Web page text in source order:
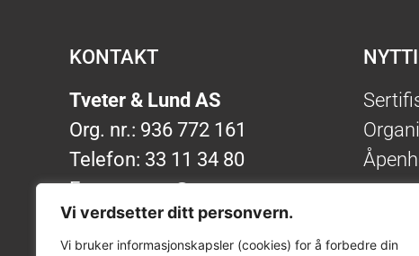
Vi verdsetter ditt personvern.
Vi bruker informasjonskapsler (cookies) for å forbedre din
KONTAKT
Tveter & Lund AS
Org. nr.: 936 772 161
Telefon: 33 11 34 80
E-post:post@tveter.no